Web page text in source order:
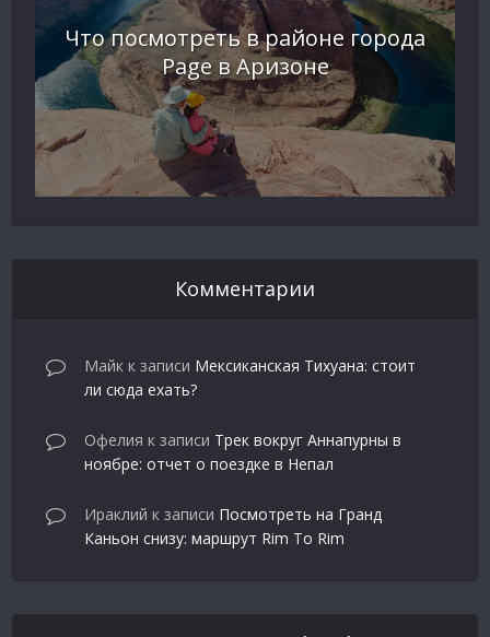
Что посмотреть в районе города
Page в Аризоне
Комментарии
Майк к записи Мексиканская Тихуана: стоит
ли сюда ехать?
Офелия к записи Трек вокруг Аннапурны в
ноябре: отчет о поездке в Непал
Ираклий к записи Посмотреть на Гранд
Каньон снизу: маршрут Rim To Rim